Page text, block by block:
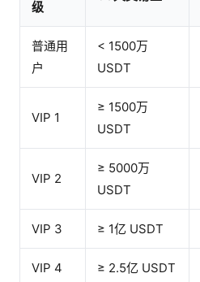
级
普通用
户
< 1500万
USDT
VIP 1
≥ 1500万
USDT
VIP 2
≥ 5000万
USDT
VIP 3 ≥ 1亿 USDT
VIP 4 ≥ 2.5亿 USDT